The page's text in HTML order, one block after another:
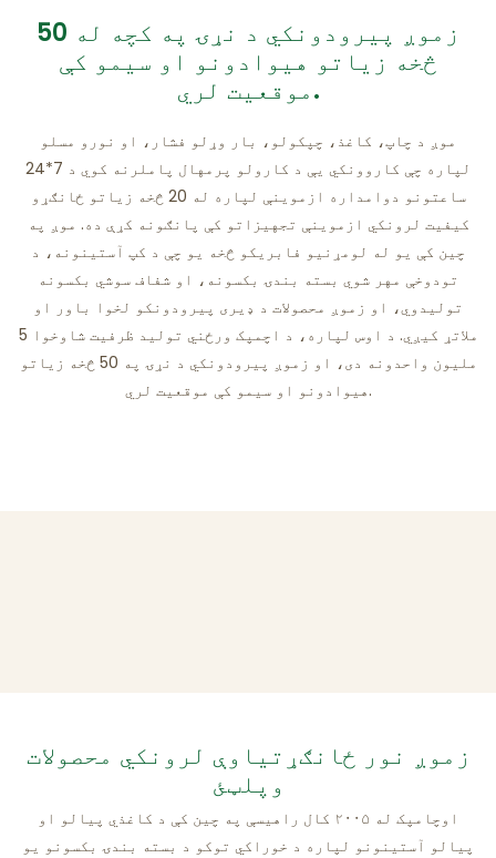
زموږ پیرودونکي د نړۍ په کچه له 50
څخه زیاتو هیوادونو او سیمو کې
موقعیت لري.
موږ د چاپ، کاغذ، چپکولو، بار وړلو فشار، او نورو مسلو
لپاره چې کاروونکي یې د کارولو پرمهال پاملرنه کوي د 7*24
ساعتونو دوامداره ازموینې لپاره له 20 څخه زیاتو ځانګړو
کیفیت لرونکي ازموینې تجهیزاتو کې پانګونه کړې ده. موږ په
چین کې یو له لومړنیو فابریکو څخه یو چې د کپ آستینونه، د
تودوخې مهر شوي بسته بندۍ بکسونه، او شفاف سوشي بکسونه
تولیدوي، او زموږ محصولات د ډیری پیرودونکو لخوا باور او
ملاتړ کیږي. د اوس لپاره، د اچمپک ورځني تولید ظرفیت شاوخوا 5
ملیون واحدونه دی، او زموږ پیرودونکي د نړۍ په 50 څخه زیاتو
هیوادونو او سیمو کې موقعیت لري.
زموږ نور ځانګړتیاوې لرونکي محصولات
وپلټئ
اوچامپک له ۲۰۰۵ کال راهیسې په چین کې د کاغذي پیالو او
پیالو آستینونو لپاره د خوراکي توکو د بسته بندۍ بکسونو یو